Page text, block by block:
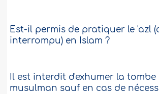
Est-il permis de pratiquer le 'azl
interrompu) en Islam ?
Il est interdit d'exhumer la tombe
musulman sauf en cas de